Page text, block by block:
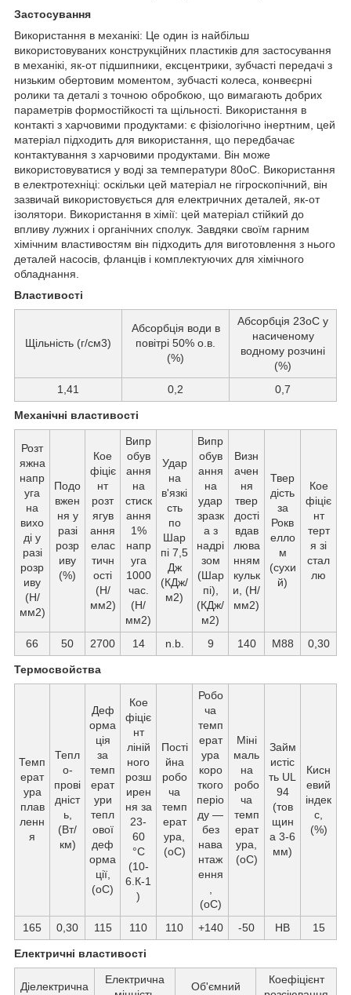
Застосування
Використання в механікі: Це один із найбільш
використовуваних конструкційних пластиків для застосування
в механікі, як-от підшипники, ексцентрики, зубчасті передачі з
низьким обертовим моментом, зубчасті колеса, конвеєрні
ролики та деталі з точною обробкою, що вимагають добрих
параметрів формостійкості та щільності. Використання в
контакті з харчовими продуктами: є фізіологічно інертним, цей
матеріал підходить для використання, що передбачає
контактування з харчовими продуктами. Він може
використовуватися у воді за температури 80oС. Використання
в електротехніці: оскільки цей матеріал не гігроскопічний, він
зазвичай використовується для електричних деталей, як-от
ізолятори. Використання в хімії: цей матеріал стійкий до
впливу лужних і органічних сполук. Завдяки своїм гарним
хімічним властивостям він підходить для виготовлення з нього
деталей насосів, фланців і комплектуючих для хімічного
обладнання.
Властивості
Щільність (г/см3)
Абсорбція води в
повітрі 50% о.в.
(%)
Абсорбція 23oС у
насиченому
водному розчині
(%)
1,41
0,2 0,7
Механічні властивості
Розт
яжна
напр
уга
на
вихо
ді у
разі
розр
иву
(Н/
мм2)
Подо
вжен
ня у
разі
розр
иву
(%)
Кое
фіціє
нт
розт
ягув
ання
елас
тичн
ості
(Н/
мм2)
Випр
обув
ання
на
стиск
ання
1%
напр
уга
1000
час.
(Н/
мм2)
Удар
на
в'язкі
сть
по
Шар
пі 7,5
Дж
(КДж/
м2)
Випр
обув
ання
на
удар
зразк
а з
надрі
зом
(Шар
пі),
(КДж/
м2)
Визн
ачен
ня
твер
дості
вдав
люва
нням
кульк
и, (Н/
мм2)
Твер
дість
за
Рокв
елло
м
(сухи
й)
Кое
фіціє
нт
терт
я зі
стал
лю
66 50 2700 14 n.b. 9 140 M88 0,30
Термосвойства
Темп
ерат
ура
плав
ленн
я
Тепл
о-
прові
дніст
ь,
(Вт/
км)
Деф
орма
ція
за
темп
ерат
ури
тепл
ової
деф
орма
ції,
(oС)
Кое
фіціє
нт
ліній
ного
розш
ирен
ня за
23-
60
°C
(10-
6.К-1
)
Пості
йна
робо
ча
темп
ерат
ура,
(oС)
Робо
ча
темп
ерат
ура
коро
ткого
періо
ду —
без
нава
нтаж
ення
(oС)
Міні
маль
на
робо
ча
темп
ерат
ура,
(oС)
Займ
истіс
ть UL
94
(тов
щин
а 3-6
мм)
Кисн
евий
індек
с,
(%)
165 0,30 115 110 110 +140 -50 HB 15
Електричні властивості
Діелектрична
Електрична
Об'ємний
Коефіцієнт